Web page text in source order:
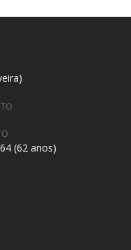
(62 anos)